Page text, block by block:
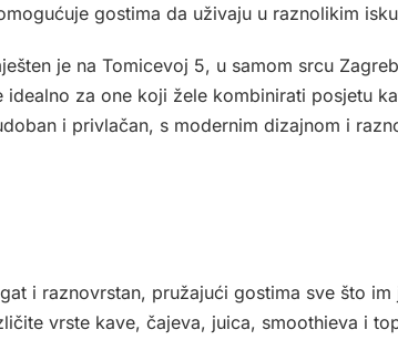
gostima da uživaju u raznolikim
je na Tomicevoj 5, u samom srcu
za one koji žele kombinirati posjetu
i privlačan, s modernim dizajnom i
i raznovrstan, pružajući gostima sve što
vrste kave, čajeva, juica, smoothieva i